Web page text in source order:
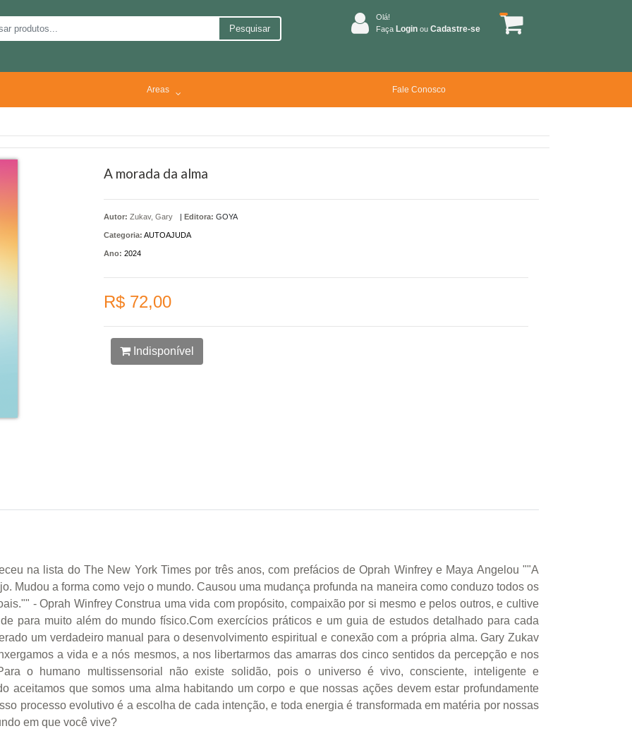
Pesquisar
Olá!
Faça Login ou Cadastre-se
Areas Fale Conosco
A morada da alma
Autor: Zukav, Gary | Editora: GOYA
Categoria: AUTOAJUDA
Ano: 2024
R$ 72,00
Indisponível
na lista do The New York Times por três anos, com prefácios de Oprah Winfrey e Maya Angelou ""A
Mudou a forma como vejo o mundo. Causou uma mudança profunda na maneira como conduzo todos os
- Oprah Winfrey Construa uma vida com propósito, compaixão por si mesmo e pelos outros, e cultive
para muito além do mundo físico.Com exercícios práticos e um guia de estudos detalhado para cada
um verdadeiro manual para o desenvolvimento espiritual e conexão com a própria alma. Gary Zukav
a vida e a nós mesmos, a nos libertarmos das amarras dos cinco sentidos da percepção e nos
o humano multissensorial não existe solidão, pois o universo é vivo, consciente, inteligente e
aceitamos que somos uma alma habitando um corpo e que nossas ações devem estar profundamente
processo evolutivo é a escolha de cada intenção, e toda energia é transformada em matéria por nossas
em que você vive?